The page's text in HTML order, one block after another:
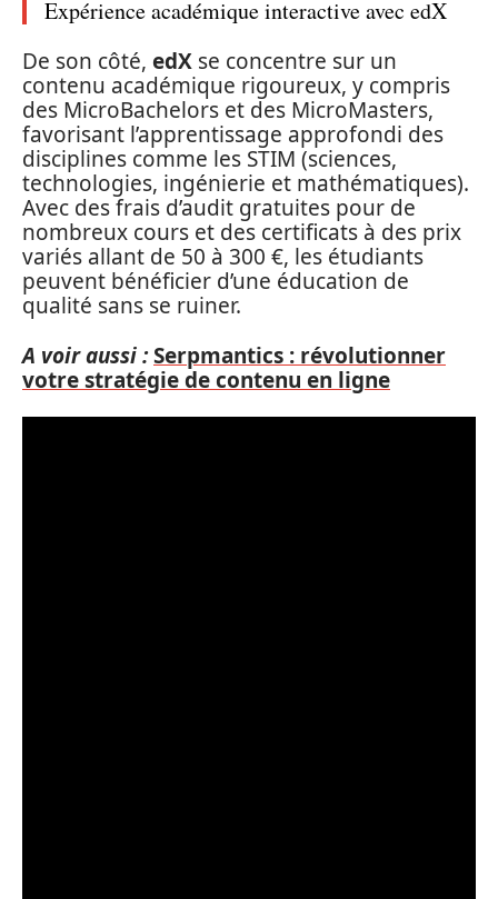
Expérience académique interactive avec edX
De son côté, edX se concentre sur un
contenu académique rigoureux, y compris
des MicroBachelors et des MicroMasters,
favorisant l’apprentissage approfondi des
disciplines comme les STIM (sciences,
technologies, ingénierie et mathématiques).
Avec des frais d’audit gratuites pour de
nombreux cours et des certificats à des prix
variés allant de 50 à 300 €, les étudiants
peuvent bénéficier d’une éducation de
qualité sans se ruiner.
A voir aussi :Serpmantics : révolutionner
votre stratégie de contenu en ligne